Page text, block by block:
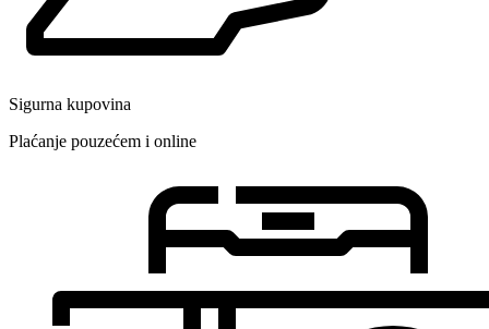
Sigurna kupovina
Plaćanje pouzećem i online